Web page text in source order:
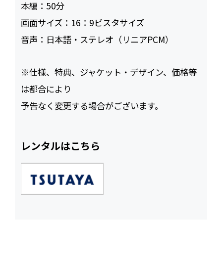
本編： 50
画面サイズ： 16：9ビスタサイズ
音声： 日本語・ステレオ（リニアPCM）
※仕様、特典、ジャケット・デザイン、価格等
は都合により
予告なく変更する場合がございます。
レンタルはこちら